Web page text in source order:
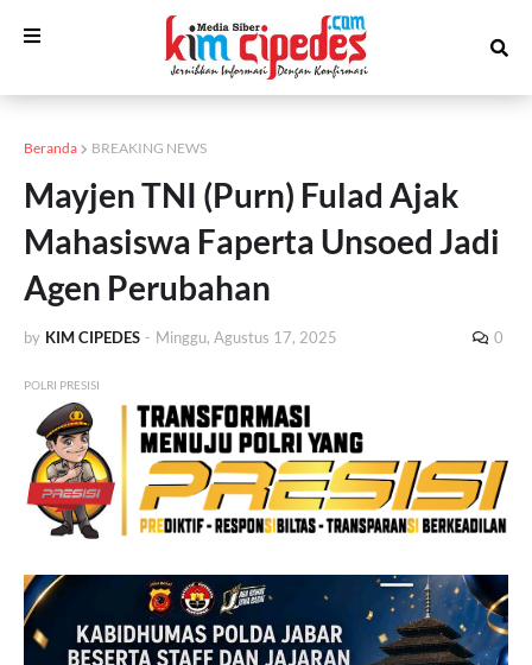
Beranda BREAKING NEWS
Mayjen TNI (Purn) Fulad Ajak
Mahasiswa Faperta Unsoed Jadi
Agen Perubahan
by KIM CIPEDES - Minggu, Agustus 17, 2025 0
POLRI PRESISI